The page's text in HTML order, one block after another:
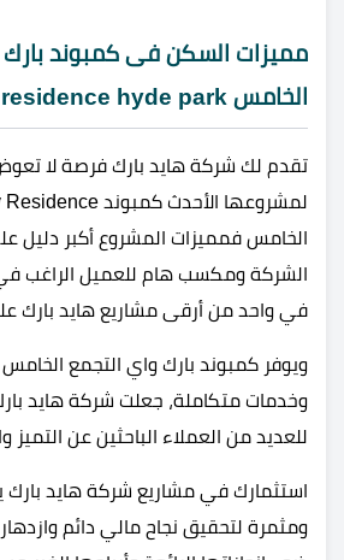
مميزات السكن فى كمبوند بارك
الخامس parkway residence hyde park
تقدم لك شركة هايد بارك فرصة لا تعوض
الخامس فمميزات المشروع أكبر دليل
الشركة ومكسب هام للعميل الراغب
في واحد من أرقى مشاريع هايد بارك
ويوفر كمبوند بارك واي التجمع الخامس
وخدمات متكاملة، جعلت شركة هايد
للعديد من العملاء الباحثين عن التميز
استثمارك في مشاريع شركة هايد
ومثمرة لتحقيق نجاح مالي دائم